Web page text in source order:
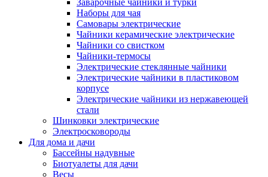
Заварочные чайники и турки
Наборы для чая
Самовары электрические
Чайники керамические электрические
Чайники со свистком
Чайники-термосы
Электрические стеклянные чайники
Электрические чайники в пластиковом
корпусе
Электрические чайники из нержавеющей
стали
Шинковки электрические
Электросковороды
Для дома и дачи
Бассейны надувные
Биотуалеты для дачи
Весы